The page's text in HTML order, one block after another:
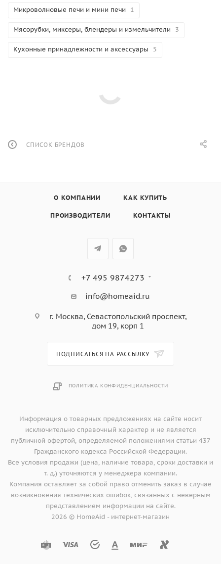
Микроволновые печи и мини печи 1
Мясорубки, миксеры, блендеры и измельчители 3
Кухонные принадлежности и аксессуары 5
СПИСОК БРЕНДОВ
О КОМПАНИИ КАК КУПИТЬ
ПРОИЗВОДИТЕЛИ КОНТАКТЫ
+7 495 9874273
info@homeaid.ru
г. Москва, Севастопольский проспект,
дом 19, корп 1
ПОДПИСАТЬСЯ НА РАССЫЛКУ
ПОЛИТИКА КОНФИДЕНЦИАЛЬНОСТИ
Информация о товарных предложениях на сайте носит
исключительно справочный характер и не является
публичной офертой, определяемой положениями статьи 437
Гражданского кодекса Российской Федерации.
Все условия продажи (цена, наличие товара, сроки доставки и
т. д.) уточняются у менеджера компании.
Компания оставляет за собой право отменить заказ в случае
возникновения технических ошибок, связанных с неверным
представлением информации на сайте.
2026 © HomeAid - интернет-магазин